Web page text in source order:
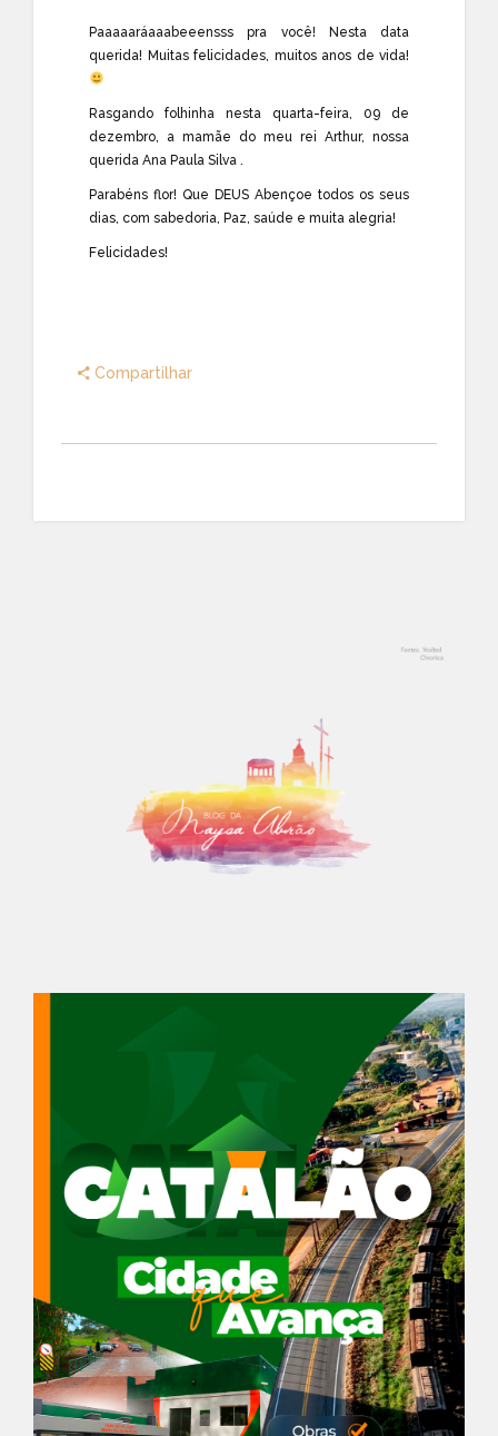
Paaaaaráaaabeeensss pra você! Nesta data
querida! Muitas felicidades, muitos anos de vida!
Rasgando folhinha nesta quarta-feira, 09 de
dezembro, a mamãe do meu rei Arthur, nossa
querida Ana Paula Silva .
Parabéns flor! Que DEUS Abençoe todos os seus
dias, com sabedoria, Paz, saúde e muita alegria!
Felicidades!
Compartilhar